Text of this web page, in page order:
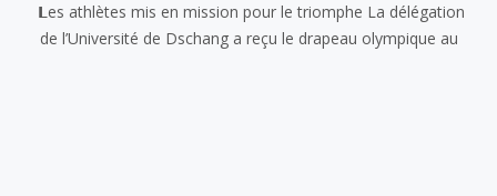
𝗟es athlètes mis en mission pour le triomphe La délégation
de l’Université de Dschang a reçu le drapeau olympique au